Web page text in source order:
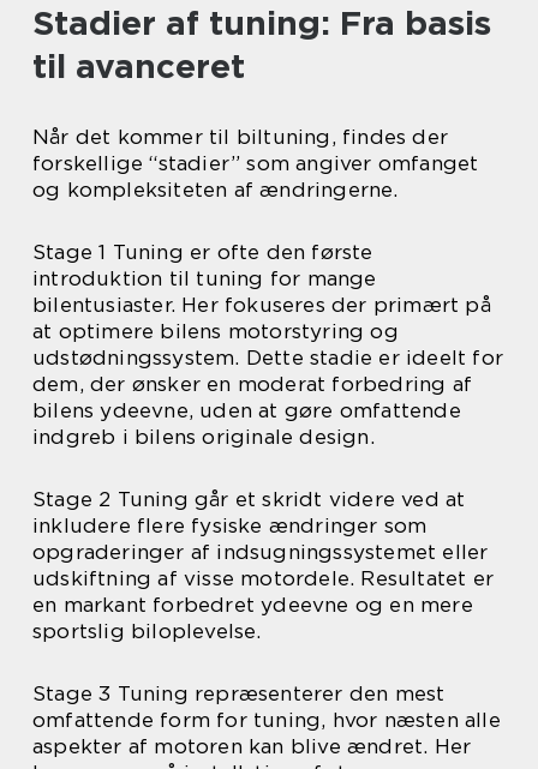
Stadier af tuning: Fra basis
til avanceret
Når det kommer til biltuning, findes der
forskellige “stadier” som angiver omfanget
og kompleksiteten af ændringerne.
Stage 1 Tuning er ofte den første
introduktion til tuning for mange
bilentusiaster. Her fokuseres der primært på
at optimere bilens motorstyring og
udstødningssystem. Dette stadie er ideelt for
dem, der ønsker en moderat forbedring af
bilens ydeevne, uden at gøre omfattende
indgreb i bilens originale design.
Stage 2 Tuning går et skridt videre ved at
inkludere flere fysiske ændringer som
opgraderinger af indsugningssystemet eller
udskiftning af visse motordele. Resultatet er
en markant forbedret ydeevne og en mere
sportslig biloplevelse.
Stage 3 Tuning repræsenterer den mest
omfattende form for tuning, hvor næsten alle
aspekter af motoren kan blive ændret. Her